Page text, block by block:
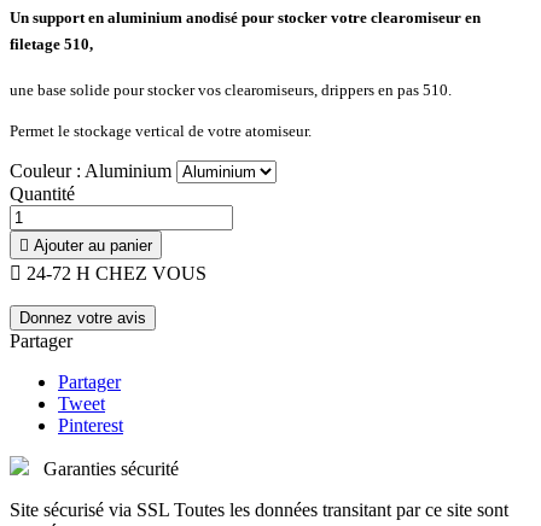
Un support en aluminium anodisé pour stocker votre clearomiseur en
filetage 510,
une base solide pour stocker vos clearomiseurs, drippers en pas 510.
Permet le stockage vertical de votre atomiseur.
Couleur : Aluminium
Quantité
 Ajouter au panier
 24-72 H CHEZ VOUS
Donnez votre avis
Partager
Partager
Tweet
Pinterest
Garanties sécurité
Site sécurisé via SSL Toutes les données transitant par ce site sont